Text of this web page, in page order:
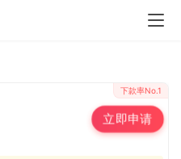
下款率No.1
立即申请